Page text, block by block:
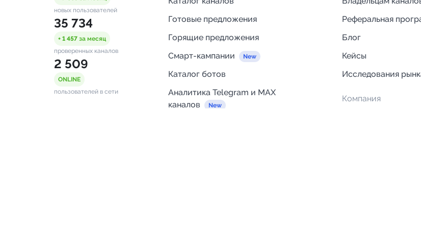
новых пользователей
35 734
+ 1 457 за месяц
проверенных каналов
2 509
ONLINE
пользователей в сети
Готовые предложения
Горящие предложения
Смарт-кампании
Каталог ботов
Аналитика Telegram и MAX
каналов
Реферальная
Блог
Кейсы
Исследования
Компания